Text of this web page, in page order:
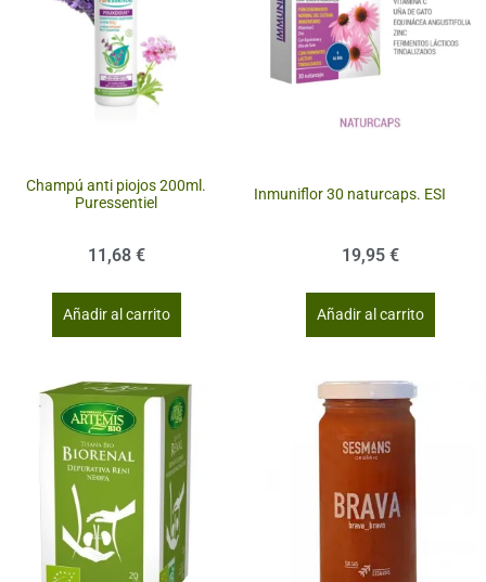
Champú anti piojos 200ml.
Puressentiel
11,68 €
Añadir al carrito
Inmuniflor 30 naturcaps. ESI
19,95 €
Añadir al carrito